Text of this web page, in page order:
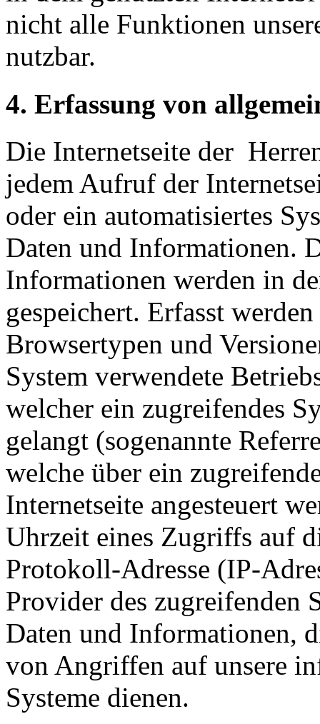
nicht alle Funktionen
nutzbar.
4. Erfassung von
Die Internetseite der
jedem Aufruf der
oder ein automatisiertes
Daten und Informationen.
Informationen werden in
gespeichert. Erfasst
Browsertypen und
System verwendete
welcher ein zugreifendes
gelangt (sogenannte
welche über ein
Internetseite angesteuert
Uhrzeit eines Zugriffs auf
Protokoll-Adresse (IP-
Provider des zugreifenden
Daten und Informationen,
von Angriffen auf unsere
Systeme dienen.